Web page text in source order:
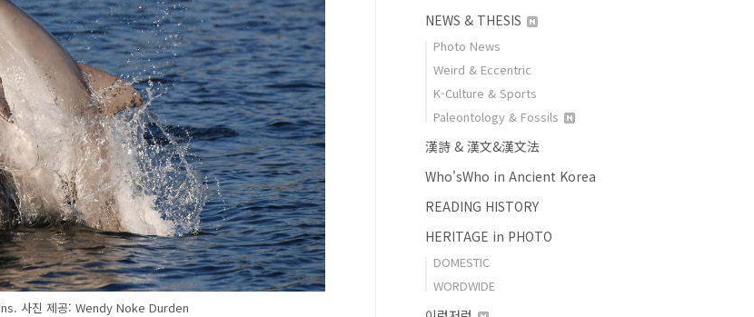
사진 제공: Wendy Noke Durden
NEWS & THESIS
Photo News
Weird & Eccentric
K-Culture & Sports
Paleontology & Fossils
漢詩 & 漢文&漢文法
Who'sWho in Ancient Korea
READING HISTORY
HERITAGE in PHOTO
DOMESTIC
WORDWIDE